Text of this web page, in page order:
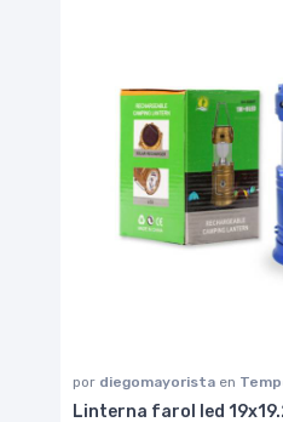
por diegomayorista en
Linterna farol led